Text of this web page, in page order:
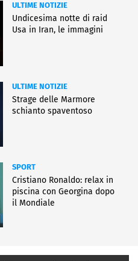
ULTIME NOTIZIE
Undicesima notte di raid
Usa in Iran, le immagini
ULTIME NOTIZIE
Strage delle Marmore
schianto spaventoso
SPORT
Cristiano Ronaldo: relax in
piscina con Georgina dopo
il Mondiale